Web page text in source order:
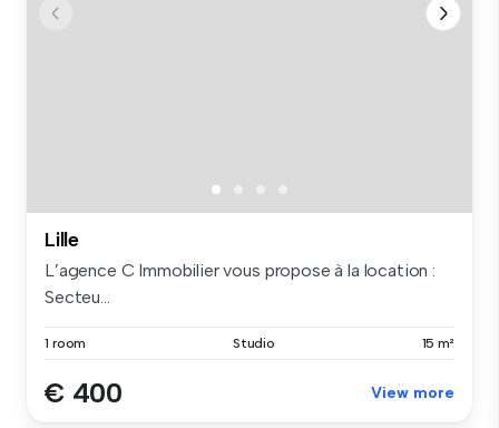
Lille
L’agence C Immobilier vous propose à la location :
Secteu...
1 room Studio 15 m²
€ 400 View more